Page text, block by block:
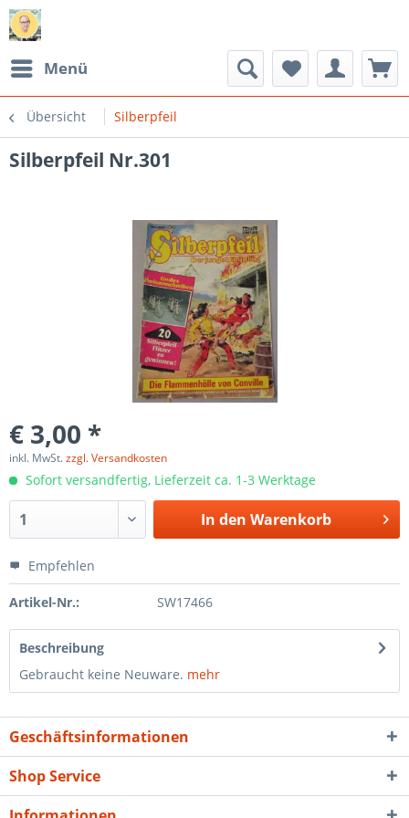
Menü
Übersicht Silberpfeil
Silberpfeil Nr.301
€ 3,00 *
inkl. MwSt.zzgl. Versandkosten
Sofort versandfertig, Lieferzeit ca. 1-3 Werktage
In den Warenkorb
Empfehlen
Artikel-Nr.: SW17466
Beschreibung
Gebraucht keine Neuware. mehr
Geschäftsinformationen
Shop Service